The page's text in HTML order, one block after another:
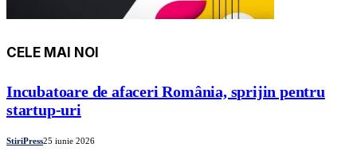
CELE MAI NOI
Incubatoare de afaceri România, sprijin pentru
startup-uri
StiriPress25 iunie 2026